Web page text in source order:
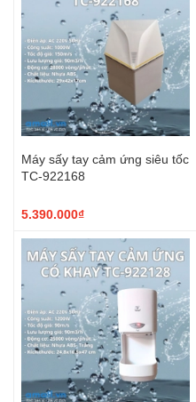
Máy sấy tay cảm ứng siêu tốc
TC-922168
5.390.000₫